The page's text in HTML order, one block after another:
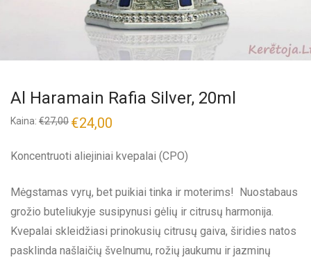
Al Haramain Rafia Silver, 20ml
Kaina: €27,00 €24,00
Koncentruoti aliejiniai kvepalai (CPO)
Mėgstamas vyrų, bet puikiai tinka ir moterims! Nuostabaus
grožio buteliukyje susipynusi gėlių ir citrusų harmonija.
Kvepalai skleidžiasi prinokusių citrusų gaiva, širidies natos
pasklinda našlaičių švelnumu, rožių jaukumu ir jazminų